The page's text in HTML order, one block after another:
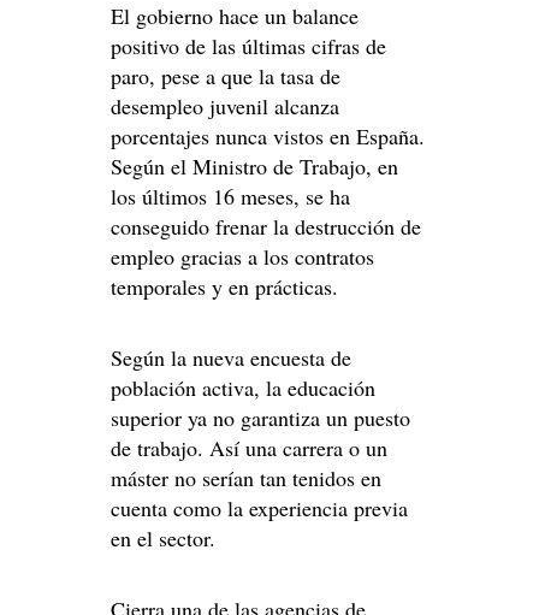
El gobierno hace un balance
positivo de las últimas cifras de
paro, pese a que la tasa de
desempleo juvenil alcanza
porcentajes nunca vistos en España.
Según el Ministro de Trabajo, en
los últimos 16 meses, se ha
conseguido frenar la destrucción de
empleo gracias a los contratos
temporales y en prácticas.
Según la nueva encuesta de
población activa, la educación
superior ya no garantiza un puesto
de trabajo. Así una carrera o un
máster no serían tan tenidos en
cuenta como la experiencia previa
en el sector.
Cierra una de las agencias de